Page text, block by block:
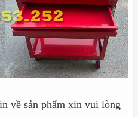
về sản phẩm xin vui lòng